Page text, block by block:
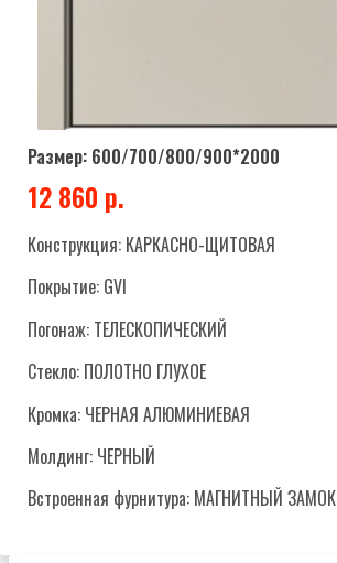
Размер: 600/700/800/900*2000
12 860 р.
Конструкция: КАРКАСНО-ЩИТОВАЯ
Покрытие: GVI
Погонаж: ТЕЛЕСКОПИЧЕСКИЙ
Стекло: ПОЛОТНО ГЛУХОЕ
Кромка: ЧЕРНАЯ АЛЮМИНИЕВАЯ
Молдинг: ЧЕРНЫЙ
Встроенная фурнитура: МАГНИТНЫЙ ЗАМОК